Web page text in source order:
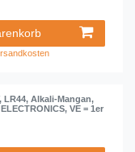
LR44, Alkali-Mangan,
VE = 1er